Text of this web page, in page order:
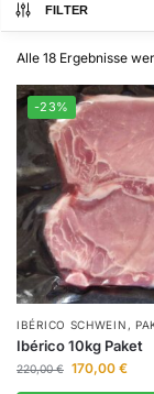
FILTER
Alle 18 Ergebnisse
-23%
IBÉRICO SCHWEIN ,
Ibérico 10kg Paket
220,00€ 170,00 €